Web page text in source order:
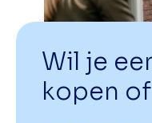
Wil je
kopen